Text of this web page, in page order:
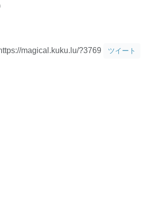
magical.kuku.lu/?3769 ツイート